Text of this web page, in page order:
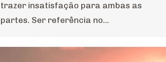
trazer insatisfação para ambas as
partes. Ser referência no…